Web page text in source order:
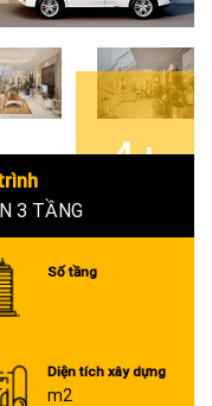
4+
3 TẦNG
Số tầng
Diện tích xây dựng
m2